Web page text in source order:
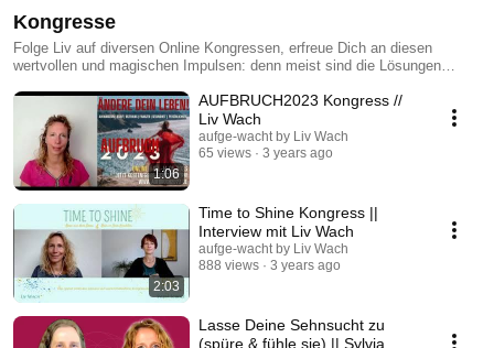
Kongresse
Folge Liv auf diversen Online Kongressen, erfreue Dich an diesen
wertvollen und magischen Impulsen: denn meist sind die Lösungen
1:06
AUFBRUCH2023 Kongress //
Liv Wach
aufge-wacht by Liv Wach
65 views
3 years ago
2:03
Time to Shine Kongress ||
Interview mit Liv Wach
aufge-wacht by Liv Wach
888 views
3 years ago
Lasse Deine Sehnsucht zu
(spüre & fühle sie) || Sylvia